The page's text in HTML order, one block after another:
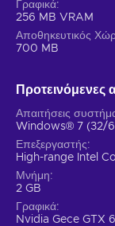
Γραφικά
256 MB VRAM
Αποθηκευτικός
700 MB
Προτεινόμενες
Απαιτήσεις
Windows® 7 (32/
Επεξεργαστής
High-range Intel
Μνήμη
2 GB
Γραφικά
Nvidia Gece GTX